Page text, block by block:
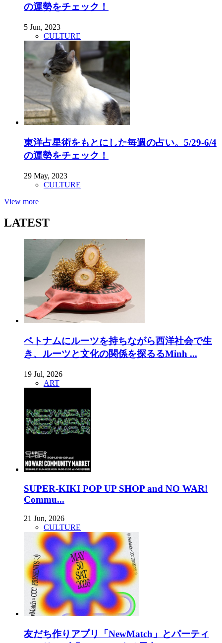
の運勢をチェック！
5 Jun, 2023
CULTURE
東洋占星術をもとにした毎週の占い。5/29-6/4
の運勢をチェック！
29 May, 2023
CULTURE
View more
LATEST
ベトナムにルーツを持ちながら西洋社会で生
き、ルーツと文化の関係を探るるMinh ...
19 Jul, 2026
ART
SUPER-KIKI POP UP SHOP and NO WAR!
Commu...
21 Jun, 2026
CULTURE
友だち作りアプリ「NewMatch」とパーティ